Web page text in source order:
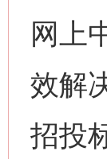
网上
效解
招投